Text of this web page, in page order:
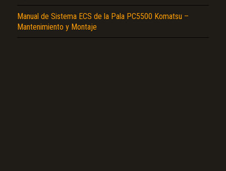
Manual de Sistema ECS de la Pala PC5500 Komatsu –
Mantenimiento y Montaje